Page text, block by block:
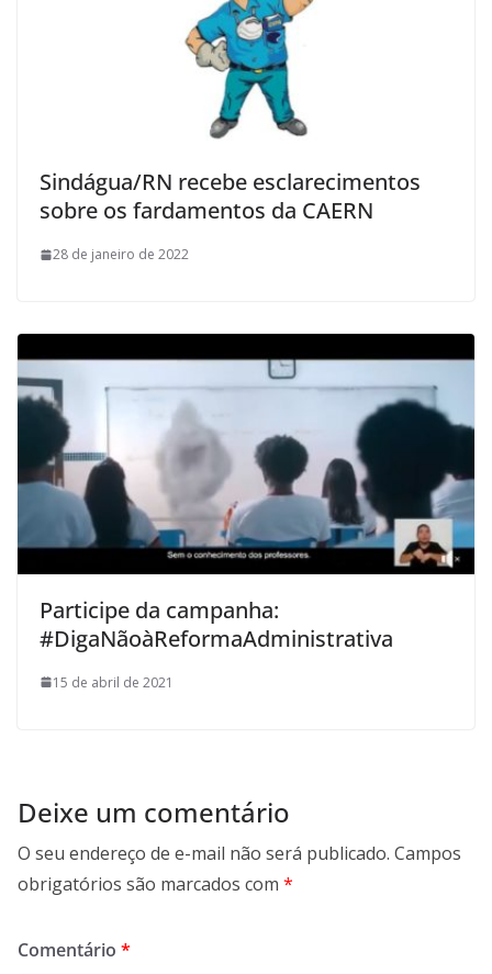
Sindágua/RN recebe esclarecimentos
sobre os fardamentos da CAERN
28 de janeiro de 2022
Participe da campanha:
#DigaNãoàReformaAdministrativa
15 de abril de 2021
Deixe um comentário
O seu endereço de e-mail não será publicado. Campos
obrigatórios são marcados com *
Comentário *